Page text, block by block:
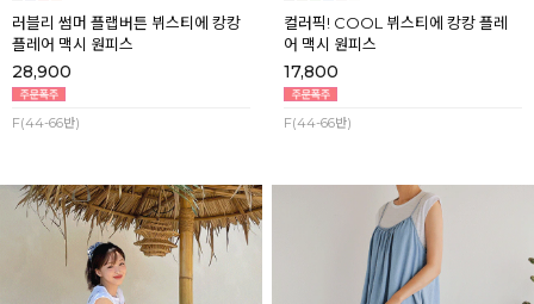
러블리 썸머 플랩버튼 뷔스티에 캉캉
플레어 맥시 원피스
28,900
F(44-66반)
컬러픽! COOL 뷔스티에 캉캉 플레
어 맥시 원피스
17,800
F(44-66반)